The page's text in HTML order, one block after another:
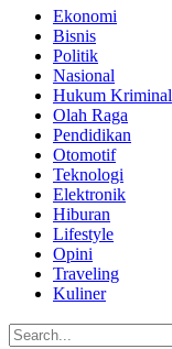
Ekonomi
Bisnis
Politik
Nasional
Hukum Kriminal
Olah Raga
Pendidikan
Otomotif
Teknologi
Elektronik
Hiburan
Lifestyle
Opini
Traveling
Kuliner